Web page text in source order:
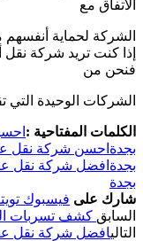
الاتفاق مع
الشركة لحماية
إذا كنت تريد شركة نقل
فنحن من
الشركات الوحيدة التي
الكلمات المفتاحية :
بجدة احسن شركة نقل
بجدة افضل شركة نقل
بجدة
شارك على فيسبوك
السابق كشف تسربات
التاليافضل شركة نقل